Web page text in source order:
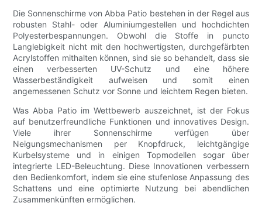
Die Sonnenschirme von Abba Patio bestehen in der Regel aus
robusten Stahl- oder Aluminiumgestellen und hochdichten
Polyesterbespannungen. Obwohl die Stoffe in puncto
Langlebigkeit nicht mit den hochwertigsten, durchgefärbten
Acrylstoffen mithalten können, sind sie so behandelt, dass sie
einen verbesserten UV-Schutz und eine höhere
Wasserbeständigkeit aufweisen und somit einen
angemessenen Schutz vor Sonne und leichtem Regen bieten.
Was Abba Patio im Wettbewerb auszeichnet, ist der Fokus
auf benutzerfreundliche Funktionen und innovatives Design.
Viele ihrer Sonnenschirme verfügen über
Neigungsmechanismen per Knopfdruck, leichtgängige
Kurbelsysteme und in einigen Topmodellen sogar über
integrierte LED-Beleuchtung. Diese Innovationen verbessern
den Bedienkomfort, indem sie eine stufenlose Anpassung des
Schattens und eine optimierte Nutzung bei abendlichen
Zusammenkünften ermöglichen.